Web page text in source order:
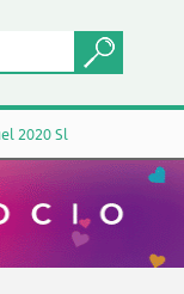
2020 Sl